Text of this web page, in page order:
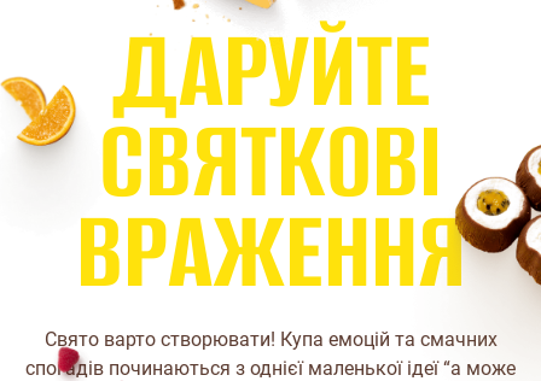
ДАРУЙТЕ
СВЯТКОВІ
ВРАЖЕННЯ
Свято варто створювати! Купа емоцій та смачних
спогадів починаються з однієї маленької ідеї “а може